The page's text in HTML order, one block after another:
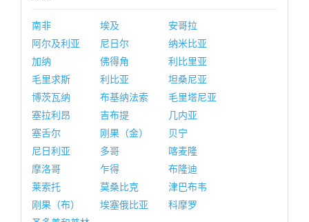
南非 埃及
安哥拉
阿尔及利亚
尼日尔
纳米比亚
加纳
佛得角
利比里亚
毛里求斯
利比亚
坦桑尼亚
博茨瓦纳
布基纳法索
毛里塔尼亚
塞拉利昂
吉布提
几内亚
塞舌尔
刚果（金）
贝宁
尼日利亚
多哥
喀麦隆
摩洛哥
乍得
布隆迪
莱索托
莫桑比克
津巴布韦
刚果（布）
埃塞俄比亚
科摩罗